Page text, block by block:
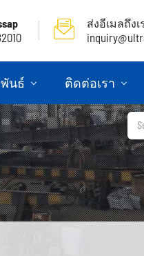
ส่งอีเมลถึงเ
นธ์ ติดต่อเรา